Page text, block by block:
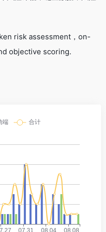
risk assessment，on-
objective scoring.